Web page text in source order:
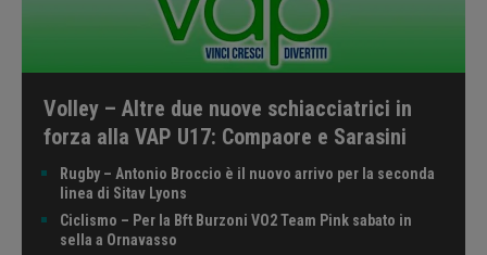
Volley – Altre due nuove schiacciatrici in
forza alla VAP U17: Compaore e Sarasini
Rugby – Antonio Broccio è il nuovo arrivo per la seconda
linea di Sitav Lyons
Ciclismo – Per la Bft Burzoni VO2 Team Pink sabato in
sella a Ornavasso